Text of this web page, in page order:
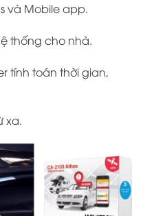
và Mobile app.
thống cho nhà.
tính toán thời gian,
xa.